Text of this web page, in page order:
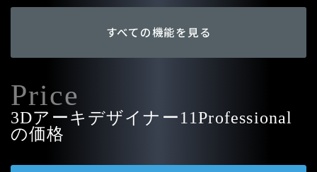
すべての機能を見る
Price
3Dアーキデザイナー11Professional
の価格